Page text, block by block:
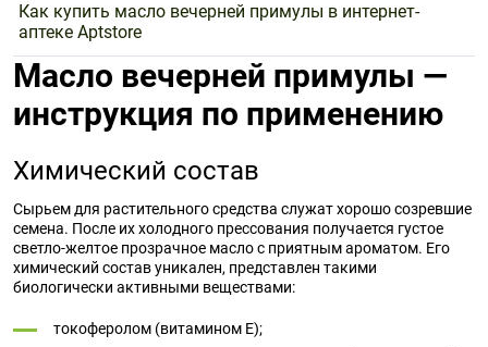
Как купить масло вечерней примулы в интернет-
аптеке Aptstore
Масло вечерней примулы —
инструкция по применению
Химический состав
Сырьем для растительного средства служат хорошо созревшие
семена. После их холодного прессования получается густое
светло-желтое прозрачное масло с приятным ароматом. Его
химический состав уникален, представлен такими
биологически активными веществами:
токоферолом (витамином E);